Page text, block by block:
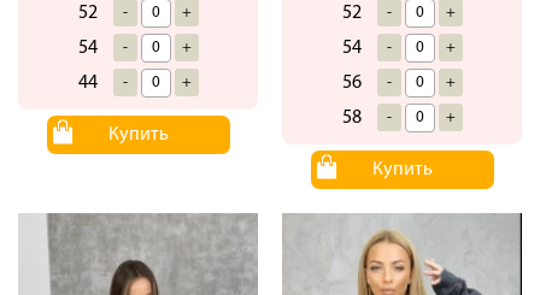
52 - +
54 - +
44 - +
Купить
52 - +
54 - +
56 - +
58 - +
Купить